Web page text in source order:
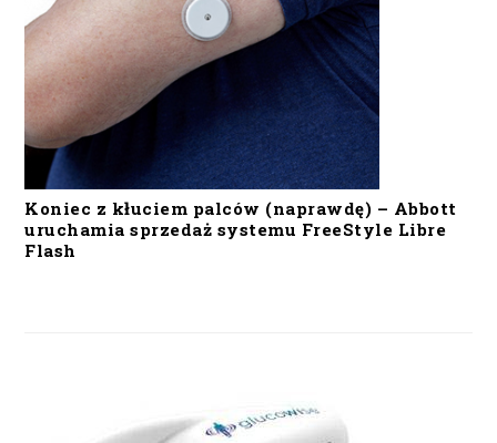
Koniec z kłuciem palców (naprawdę) – Abbott
uruchamia sprzedaż systemu FreeStyle Libre
Flash